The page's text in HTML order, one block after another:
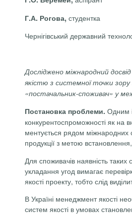
Г.А. Рогова, студентка
Чернігівський державний
Досліджено міжнародний
якістю з системної точки зору
«постачальник-споживач» у
Постановка проблеми. Одним
конкурентоспроможності як на
ментується рядом міжнародних
продукції з метою
Для споживачів наявність
укладання угод вимагає
якості проекту, тобто слід
В Україні менеджмент якості
систем якості в умовах